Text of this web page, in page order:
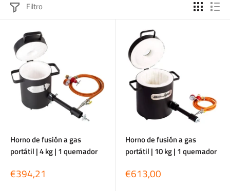
Filtro
Horno de fusión a gas
portátil | 4 kg | 1 quemador
Precio
de
€394,21
Horno de fusión a gas
portátil | 10 kg | 1 quemador
Precio
de
€613,00